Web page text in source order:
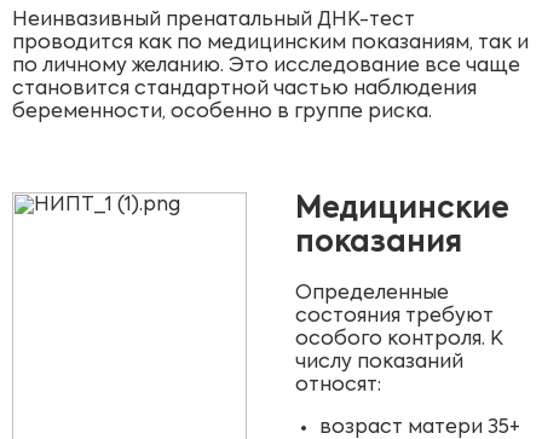
Неинвазивный пренатальный ДНК-тест
проводится как по медицинским показаниям, так и
по личному желанию. Это исследование все чаще
становится стандартной частью наблюдения
беременности, особенно в группе риска.
Медицинские
показания
Определенные
состояния требуют
особого контроля. К
числу показаний
относят:
возраст матери 35+